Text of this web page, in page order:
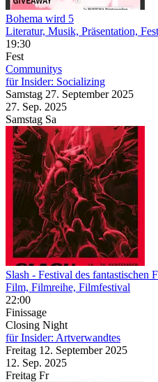
Bohema wird 5
Literatur, Musik, Präsentation,
19:30
Fest
Communitys
für Insider: Socializing
Samstag 27. September 2025
27. Sep. 2025
Samstag Sa
Slash - Festival des fantastischen
Film, Filmreihe, Filmfestival
22:00
Finissage
Closing Night
für Insider: Artverwandtes
Freitag 12. September 2025
12. Sep. 2025
Freitag Fr